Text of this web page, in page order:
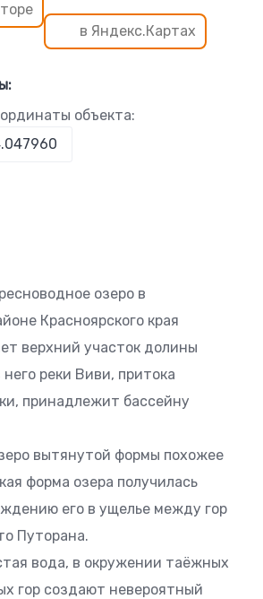
в Яндекс.Картах
объекта:
озеро в
Красноярского края
верхний участок долины
реки Виви, притока
принадлежит бассейну
вытянутой формы похожее
форма озера получилась
его в ущелье между гор
Путорана.
вода, в окружении таёжных
гор создают невероятный